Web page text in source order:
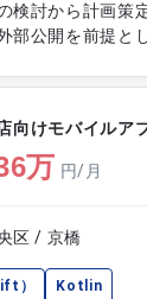
検討から計画策
部公開を前提と
ティを見直し、
、将来の基盤刷
方針策定を推進しま
サイト基盤およ
題整理 ・既存対
策計画化 ・セキ
環境Webア
向けモバイルア
万 円/月
区 / 京橋
） Kotlin